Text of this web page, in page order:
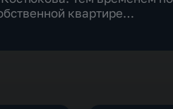
квартире…